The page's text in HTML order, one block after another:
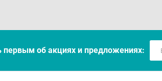
первым об акцияx и предложениях: